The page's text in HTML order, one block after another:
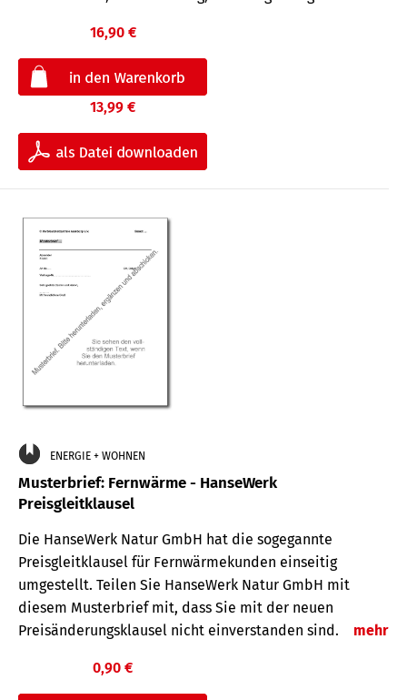
16,90 €
13,99 €
ENERGIE + WOHNEN
Musterbrief: Fernwärme - HanseWerk
Preisgleitklausel
Die HanseWerk Natur GmbH hat die sogegannte
Preisgleitklausel für Fernwärmekunden einseitig
umgestellt. Teilen Sie HanseWerk Natur GmbH mit
diesem Musterbrief mit, dass Sie mit der neuen
Preisänderungsklausel nicht einverstanden sind.
mehr
0,90 €